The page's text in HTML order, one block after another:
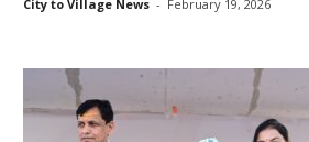
City to Village News - February 19, 2026